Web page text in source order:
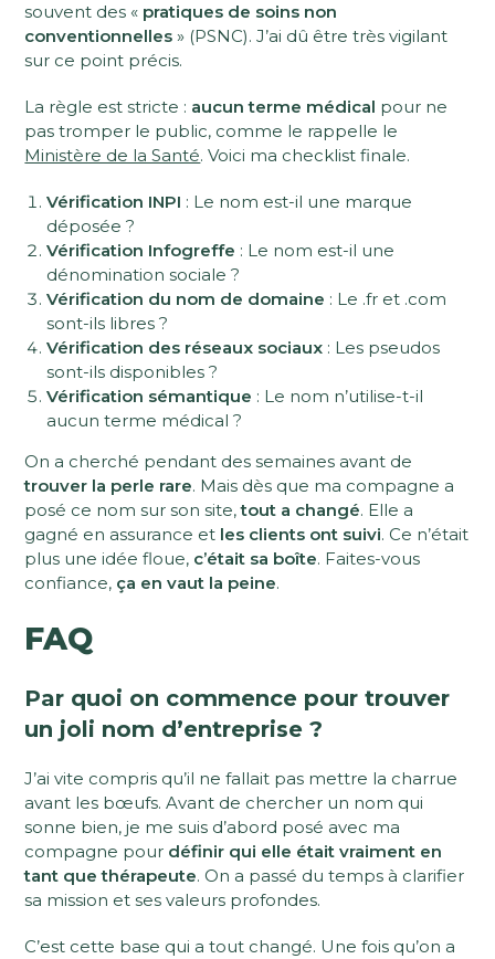
souvent des « pratiques de soins non
conventionnelles » (PSNC). J’ai dû être très vigilant
sur ce point précis.
La règle est stricte : aucun terme médical pour ne
pas tromper le public, comme le rappelle le
Ministère de la Santé. Voici ma checklist finale.
Vérification INPI : Le nom est-il une marque
déposée ?
Vérification Infogreffe : Le nom est-il une
dénomination sociale ?
Vérification du nom de domaine : Le .fr et .com
sont-ils libres ?
Vérification des réseaux sociaux : Les pseudos
sont-ils disponibles ?
Vérification sémantique : Le nom n’utilise-t-il
aucun terme médical ?
On a cherché pendant des semaines avant de
trouver la perle rare. Mais dès que ma compagne a
posé ce nom sur son site,tout a changé. Elle a
gagné en assurance et les clients ont suivi. Ce n’était
plus une idée floue, c’était sa boîte. Faites-vous
confiance, ça en vaut la peine.
FAQ
Par quoi on commence pour trouver
un joli nom d’entreprise ?
J’ai vite compris qu’il ne fallait pas mettre la charrue
avant les bœufs. Avant de chercher un nom qui
sonne bien, je me suis d’abord posé avec ma
compagne pour définir qui elle était vraiment en
tant que thérapeute. On a passé du temps à clarifier
sa mission et ses valeurs profondes.
C’est cette base qui a tout changé. Une fois qu’on a